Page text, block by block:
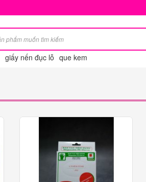
giấy nến đục lỗ que kem